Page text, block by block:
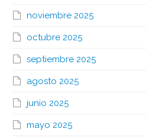
noviembre 2025
octubre 2025
septiembre 2025
agosto 2025
junio 2025
mayo 2025